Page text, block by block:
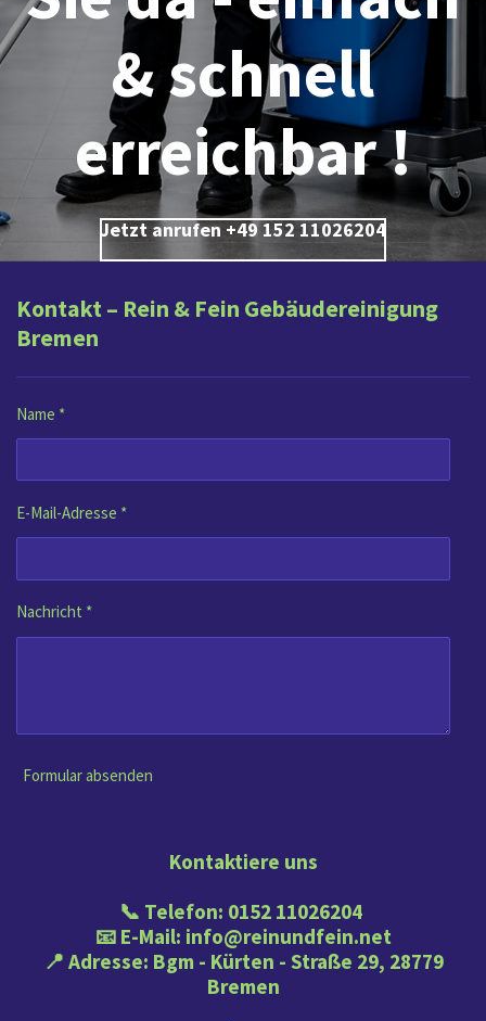
& schnell
erreichbar !
Jetzt anrufen +49 152 11026204
Kontakt – Rein & Fein Gebäudereinigung
Bremen
Name *
E-Mail-Adresse *
Nachricht *
Formular absenden
Kontaktiere uns
📞 Telefon: 0152 11026204
📧 E-Mail: info@reinundfein.net
📍 Adresse: Bgm - Kürten - Straße 29, 28779
Bremen